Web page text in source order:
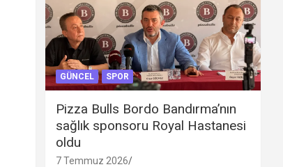
GÜNCEL SPOR
Pizza Bulls Bordo Bandırma’nın
sağlık sponsoru Royal Hastanesi
oldu
7 Temmuz 2026